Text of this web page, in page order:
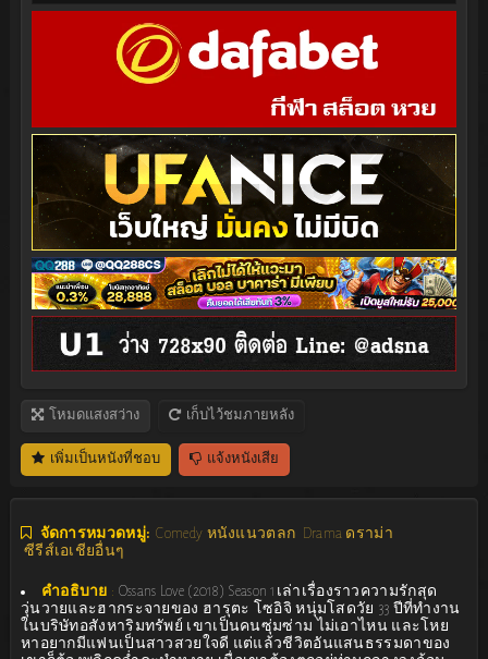
โหมดแสงสว่าง เก็บไว้ชมภายหลัง
เพิ่มเป็นหนังที่ชอบ แจ้งหนังเสีย
จัดการหมวดหมู่: Comedy หนังแนวตลก
Drama ดราม่า
ซีรีส์เอเชียอื่นๆ
คำอธิบาย : Ossans Love (2018) Season 1เล่าเรื่องราวความรักสุด
วุ่นวายและฮากระจายของ ฮารุตะ โซอิจิ หนุ่มโสดวัย 33 ปีที่ทำงาน
ในบริษัทอสังหาริมทรัพย์ เขาเป็นคนซุ่มซ่าม ไม่เอาไหน และโหย
หาอยากมีแฟนเป็นสาวสวยใจดี แต่แล้วชีวิตอันแสนธรรมดาของ